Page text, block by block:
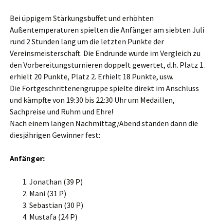
Bei üppigem Stärkungsbuffet und erhöhten
Außentemperaturen spielten die Anfänger am siebten Juli
rund 2 Stunden lang um die letzten Punkte der
Vereinsmeisterschaft. Die Endrunde wurde im Vergleich zu
den Vorbereitungsturnieren doppelt gewertet, d.h. Platz 1.
erhielt 20 Punkte, Platz 2. Erhielt 18 Punkte, usw.
Die Fortgeschrittenengruppe spielte direkt im Anschluss
und kämpfte von 19:30 bis 22:30 Uhr um Medaillen,
Sachpreise und Ruhm und Ehre!
Nach einem langen Nachmittag/Abend standen dann die
diesjährigen Gewinner fest:
Anfänger:
Jonathan (39 P)
Mani (31 P)
Sebastian (30 P)
Mustafa (24 P)